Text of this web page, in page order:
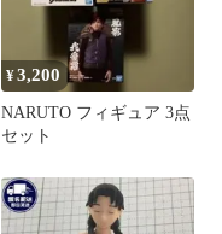
¥3,200
NARUTO フィギュア 3点
セット